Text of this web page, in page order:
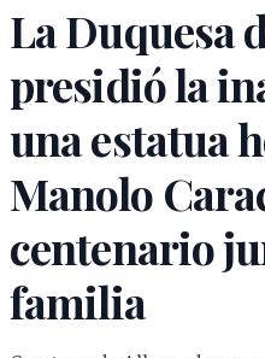
La Duquesa
presidió la
una estatua
Manolo
centenario
familia